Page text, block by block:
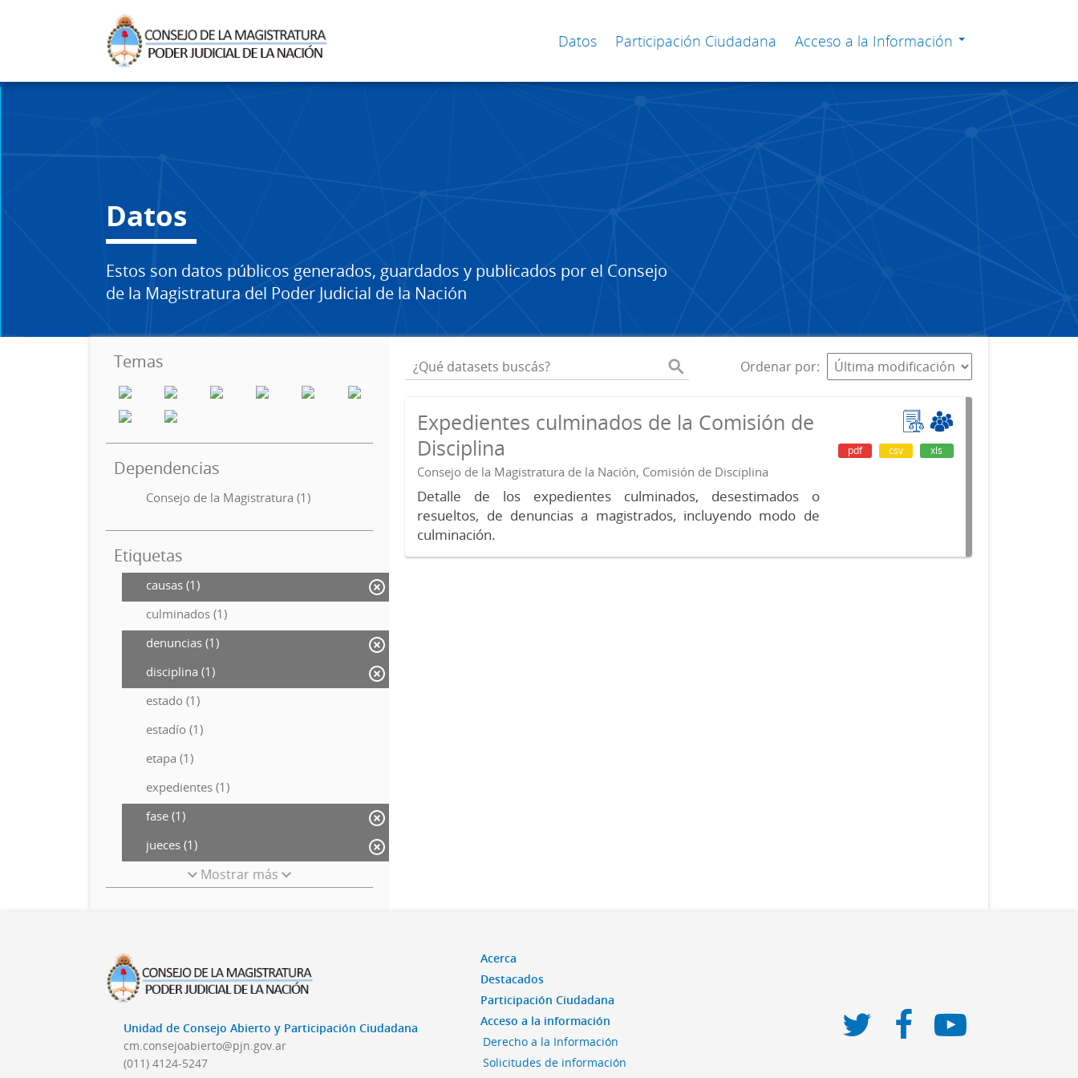
Datos Participación Ciudadana Acceso a la Información
Datos
Estos son datos públicos generados, guardados y publicados por el Consejo
de la Magistratura del Poder Judicial de la Nación
Temas
Dependencias
Consejo de la Magistratura (1)
Etiquetas
causas (1)
culminados (1)
denuncias (1)
disciplina (1)
estado (1)
estadío (1)
etapa (1)
expedientes (1)
fase (1)
jueces (1)
Mostrar más
Ordenar por
Expedientes culminados de la Comisión de
Disciplina
Consejo de la Magistratura de la Nación, Comisión de Disciplina
Detalle de los expedientes culminados, desestimados o
resueltos, de denuncias a magistrados, incluyendo modo de
culminación.
pdf csv xls
Unidad de Consejo Abierto y Participación Ciudadana
cm.consejoabierto@pjn.gov.ar
(011) 4124-5247
Acerca
Destacados
Participación Ciudadana
Acceso a la información
Derecho a la Información
Solicitudes de información